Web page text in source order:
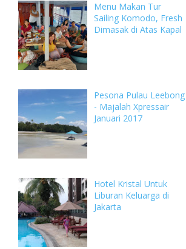
Menu Makan Tur
Sailing Komodo, Fresh
Dimasak di Atas Kapal
Pesona Pulau Leebong
- Majalah Xpressair
Januari 2017
Hotel Kristal Untuk
Liburan Keluarga di
Jakarta